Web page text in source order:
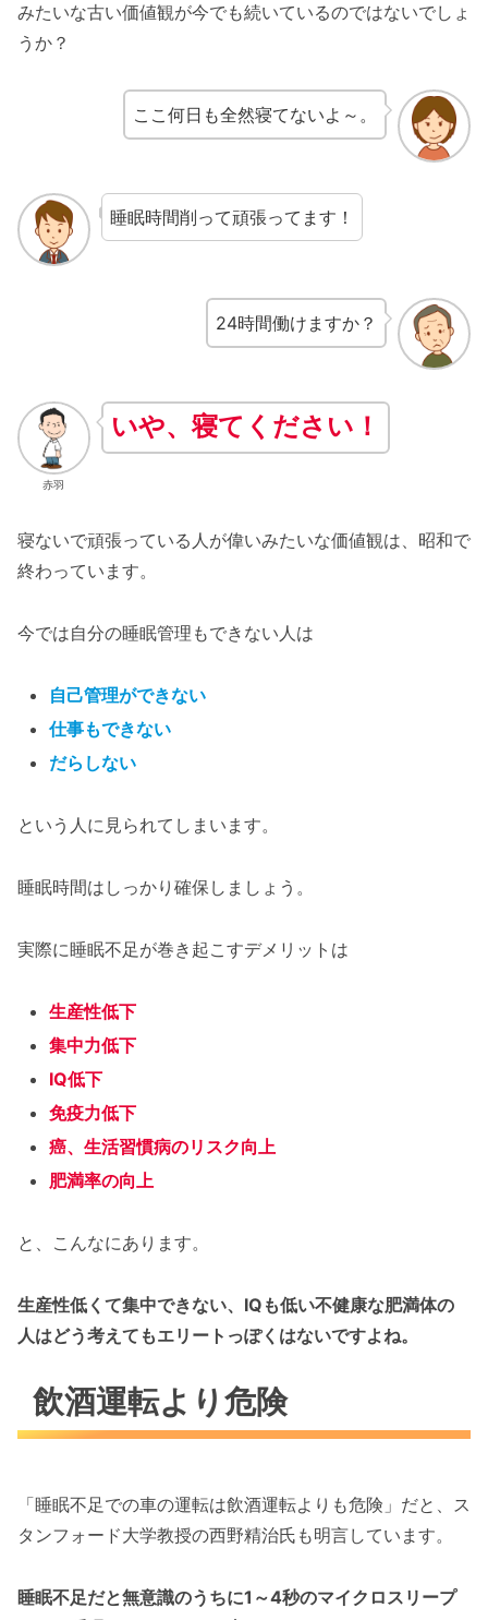
みたいな古い価値観が今でも続いているのではないでしょ
うか？
ここ何日も全然寝てないよ～。
睡眠時間削って頑張ってます！
24時間働けますか？
赤羽
いや、寝てください！
寝ないで頑張っている人が偉いみたいな価値観は、昭和で
終わっています。
今では自分の睡眠管理もできない人は
自己管理ができない
仕事もできない
だらしない
という人に見られてしまいます。
睡眠時間はしっかり確保しましょう。
実際に睡眠不足が巻き起こすデメリットは
生産性低下
集中力低下
IQ低下
免疫力低下
癌、生活習慣病のリスク向上
肥満率の向上
と、こんなにあります。
生産性低くて集中できない、IQも低い不健康な肥満体の
人はどう考えてもエリートっぽくはないですよね。
飲酒運転より危険
「睡眠不足での車の運転は飲酒運転よりも危険」だと、ス
タンフォード大学教授の西野精治氏も明言しています。
睡眠不足だと無意識のうちに1～4秒のマイクロスリープ